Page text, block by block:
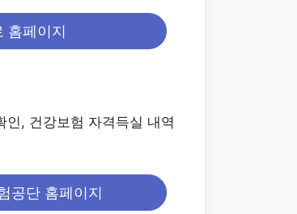
홈페이지
인, 건강보험 자격득실 내역
공단 홈페이지